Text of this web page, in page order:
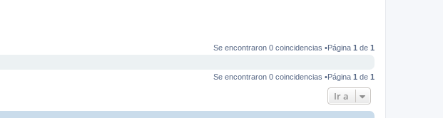
Se encontraron 0 coincidencias •Página 1 de 1
Se encontraron 0 coincidencias •Página 1 de 1
Ir a